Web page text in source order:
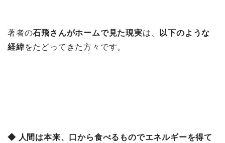
著者の石飛さんがホームで見た現実は、
以下のような
経緯をたどってきた方々です。
◆ 人間は本来、口から食べるものでエネルギーを得て